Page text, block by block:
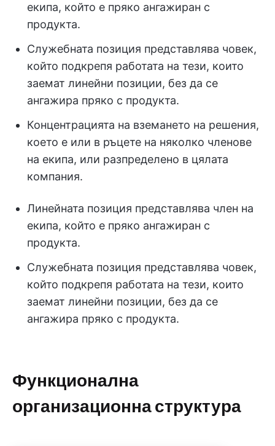
екипа, който е пряко ангажиран с
продукта.
Служебната позиция представлява човек,
който подкрепя работата на тези, които
заемат линейни позиции, без да се
ангажира пряко с продукта.
Концентрацията на вземането на решения,
което е или в ръцете на няколко членове
на екипа, или разпределено в цялата
компания.
Линейната позиция представлява член на
екипа, който е пряко ангажиран с
продукта.
Служебната позиция представлява човек,
който подкрепя работата на тези, които
заемат линейни позиции, без да се
ангажира пряко с продукта.
Функционална
организационна структура